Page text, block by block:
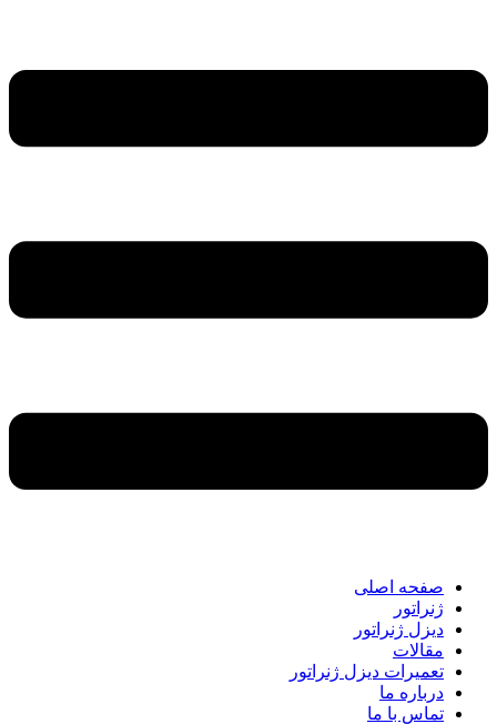
صفحه اصلی
ژنراتور
دیزل ژنراتور
مقالات
تعمیرات دیزل ژنراتور
درباره ما
تماس با ما